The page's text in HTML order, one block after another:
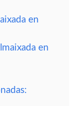
en
en